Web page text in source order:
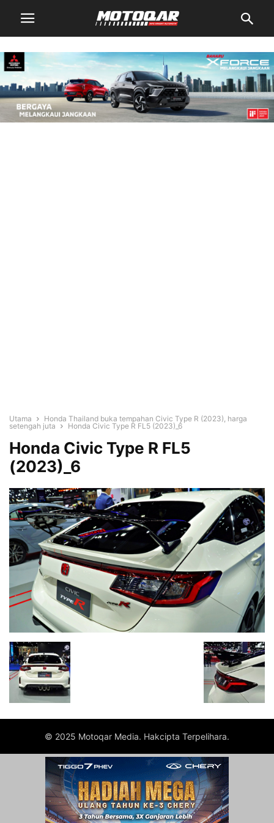
Utama
Honda Thailand buka tempahan Civic Type R (2023), harga
setengah juta
Honda Civic Type R FL5 (2023)_6
Honda Civic Type R FL5
(2023)_6
© 2025 Motoqar Media. Hakcipta Terpelihara.